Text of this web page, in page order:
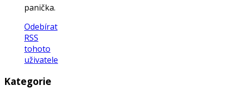
panička.
Odebírat
RSS
tohoto
uživatele
Kategorie